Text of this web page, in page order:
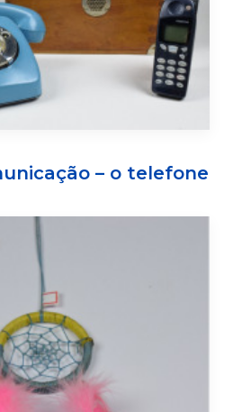
– o telefone